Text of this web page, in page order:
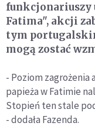
funkcjonariuszy
Fatima", akcji
tym
mogą zostać
- Poziom
papieża w Fatimie
Stopień ten stale
- dodała Fazenda.